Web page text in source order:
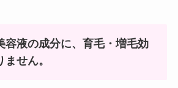
容液の成分に、育毛・増毛効
せん。